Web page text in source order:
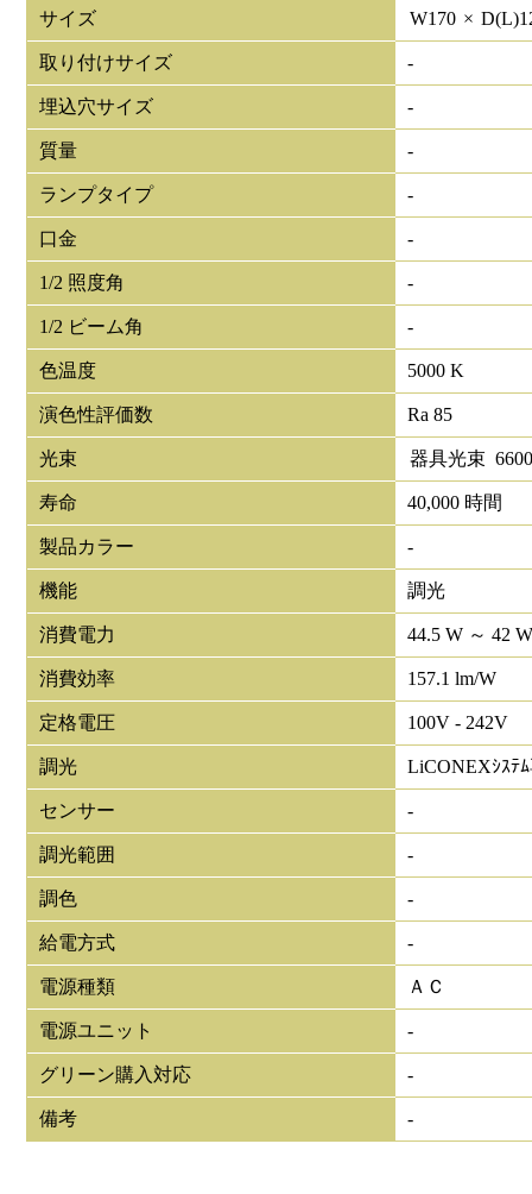
サイズ W170 × D(L)
取り付けサイズ -
埋込穴サイズ -
質量 -
ランプタイプ -
口金 -
1/2 照度角 -
1/2 ビーム角 -
色温度 5000 K
演色性評価数 Ra 85
光束 器具光束
寿命 40,000 時間
製品カラー -
機能 調光
消費電力 44.5 W ～ 42
消費効率 157.1 lm/W
定格電圧 100V - 242V
調光 LiCONEXｼｽﾃ
センサー -
調光範囲 -
調色 -
給電方式 -
電源種類 ＡＣ
電源ユニット -
グリーン購入対応 -
備考 -